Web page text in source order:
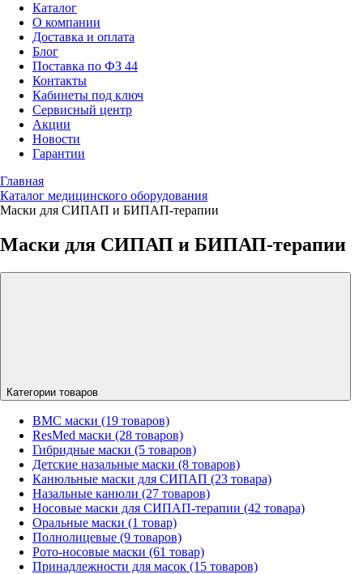
Каталог
О компании
Доставка и оплата
Блог
Поставка по ФЗ 44
Контакты
Кабинеты под ключ
Сервисный центр
Акции
Новости
Гарантии
Главная
Каталог медицинского оборудования
Маски для СИПАП и БИПАП-терапии
Маски для СИПАП и БИПАП-терапии
Категории товаров
BMC маски (19 товаров)
ResMed маски (28 товаров)
Гибридные маски (5 товаров)
Детские назальные маски (8 товаров)
Канюльные маски для СИПАП (23 товара)
Назальные канюли (27 товаров)
Носовые маски для СИПАП-терапии (42 товара)
Оральные маски (1 товар)
Полнолицевые (9 товаров)
Рото-носовые маски (61 товар)
Принадлежности для масок (15 товаров)